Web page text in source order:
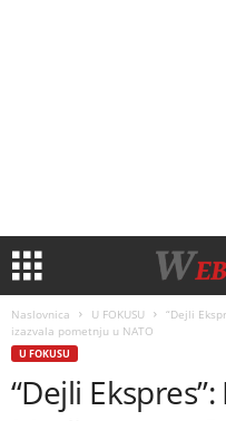
Naslovnica U FOKUSU
“Dejli
izazvala pometnju u NATO
U FOKUSU
“Dejli